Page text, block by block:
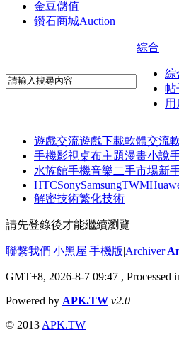
金豆儲值
鑽石商城Auction
綜合
綜
帖
用
遊戲交流遊戲下載軟體交流
手機影視桌布主題漫畫小說
水族館手機音樂二手市場新
HTCSonySamsungTWM
解密技術繁化技術
請先登錄後才能繼續瀏覽
聯繫我們|小黑屋|手機版|Archiver|
GMT+8, 2026-8-7 09:47 , Processed
Powered by APK.TW v2.0
© 2013 APK.TW